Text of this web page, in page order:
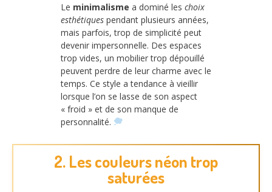
Le minimalisme a dominé les choix
esthétiques pendant plusieurs années,
mais parfois, trop de simplicité peut
devenir impersonnelle. Des espaces
trop vides, un mobilier trop dépouillé
peuvent perdre de leur charme avec le
temps. Ce style a tendance à vieillir
lorsque l’on se lasse de son aspect
« froid » et de son manque de
personnalité.
2. Les couleurs néon trop
saturées